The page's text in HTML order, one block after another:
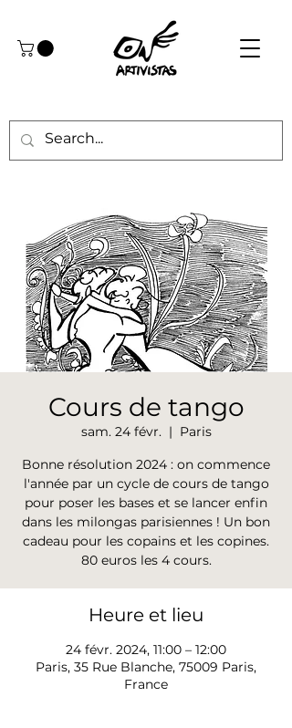
Cours de tango
sam. 24 févr.
  |
Paris
Bonne résolution 2024 : on commence
l'année par un cycle de cours de tango
pour poser les bases et se lancer enfin
dans les milongas parisiennes ! Un bon
cadeau pour les copains et les copines.
80 euros les 4 cours.
Heure et lieu
24 févr. 2024, 11:00 – 12:00
Paris, 35 Rue Blanche, 75009 Paris,
France